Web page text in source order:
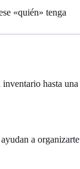
«quién» tenga
hasta una
a organizarte